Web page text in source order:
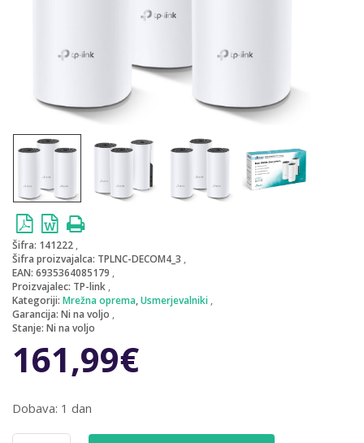
Šifra: 141222
Šifra proizvajalca: TPLNC-DECOM4_3
EAN: 6935364085179
Proizvajalec: TP-link
Kategoriji: Mrežna oprema,Usmerjevalniki
Garancija: Ni na voljo
Stanje: Ni na voljo
161,99€
Dobava: 1 dan